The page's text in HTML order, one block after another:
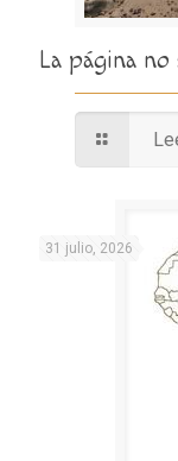
La página no
31 julio, 2026